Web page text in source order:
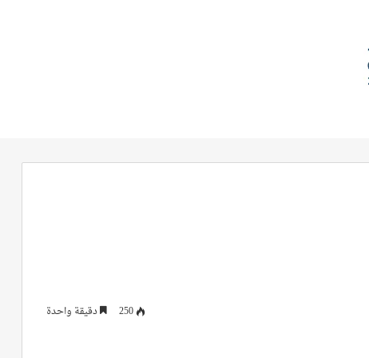
250 دقيقة واحدة